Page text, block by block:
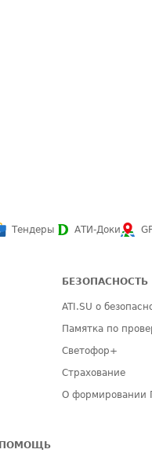
Тендеры АТИ-Доки
БЕЗОПАСНОСТЬ
ATI.SU о
Памятка по
Светофор+
Страхование
О формировании
ПОМОЩЬ